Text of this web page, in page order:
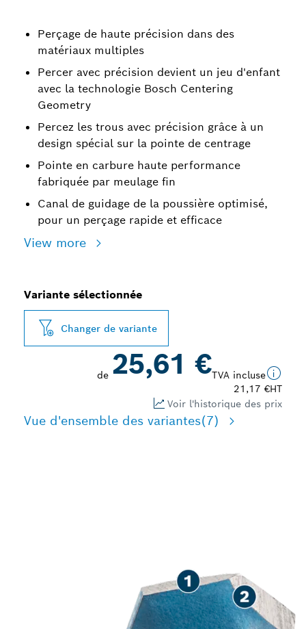
Perçage de haute précision dans des
matériaux multiples
Percer avec précision devient un jeu d'enfant
avec la technologie Bosch Centering
Geometry
Percez les trous avec précision grâce à un
design spécial sur la pointe de centrage
Pointe en carbure haute performance
fabriquée par meulage fin
Canal de guidage de la poussière optimisé,
pour un perçage rapide et efficace
View more
Variante sélectionnée
Changer de variante
de 25,61 €TVA incluse
21,17 €HT
Voir l'historique des prix
Vue d'ensemble des variantes(7)